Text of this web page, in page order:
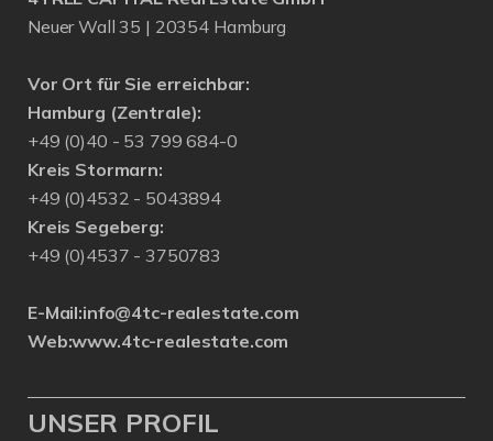
Neuer Wall 35 | 20354 Hamburg
Vor Ort für Sie erreichbar:
Hamburg (Zentrale):
+49 (0)40 - 53 799 684-0
Kreis Stormarn:
+49 (0)4532 - 5043894
Kreis Segeberg:
+49 (0)4537 - 3750783
E-Mail:info@4tc-realestate.com
Web:www.4tc-realestate.com
UNSER PROFIL